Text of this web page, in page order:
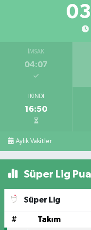
İMSAK
04:07
İKINDI
16:50
Aylık Vakitler
Süper Lig
Süper Lig
# Takım